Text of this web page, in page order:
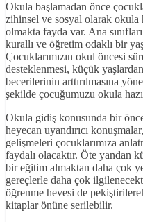
Okula başlamadan önce
zihinsel ve sosyal olarak okula
olmakta fayda var. Ana
kurallı ve öğretim odaklı bir
Çocuklarımızın okul öncesi
desteklenmesi, küçük
becerilerinin arttırılmasına
şekilde çocuğumuzu okula
Okula gidiş konusunda bir
heyecan uyandırıcı
gelişmeleri çocuklarımıza
faydalı olacaktır. Öte yandan
bir eğitim almaktan daha çok
gereçlerle daha çok
öğrenme hevesi de
kitaplar önüne serilebilir.